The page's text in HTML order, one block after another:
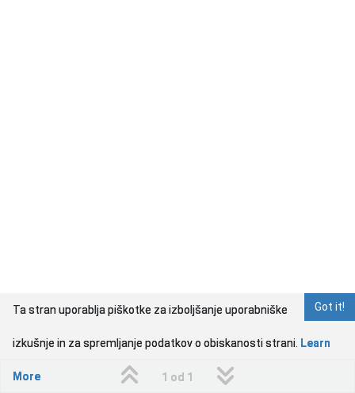
1 od 1
Got it!
Ta stran uporablja piškotke za izboljšanje uporabniške
izkušnje in za spremljanje podatkov o obiskanosti strani. Learn
More